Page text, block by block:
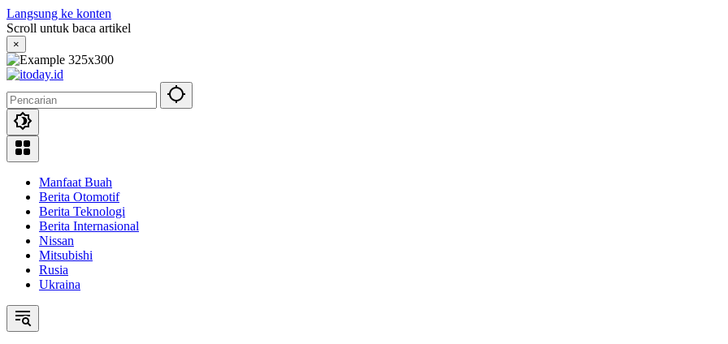
Langsung ke konten
Scroll untuk baca artikel
×
Manfaat Buah
Berita Otomotif
Berita Teknologi
Berita Internasional
Nissan
Mitsubishi
Rusia
Ukraina